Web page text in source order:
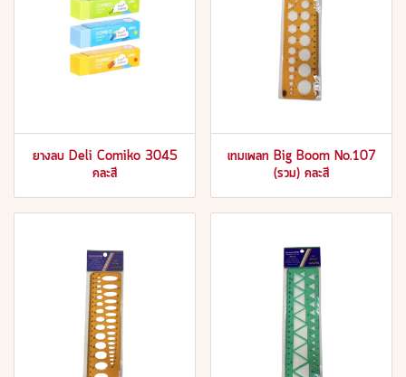
ยางลบ Deli Comiko 3045
คละสี
เทมเพลท Big Boom No.107
(รวม) คละสี